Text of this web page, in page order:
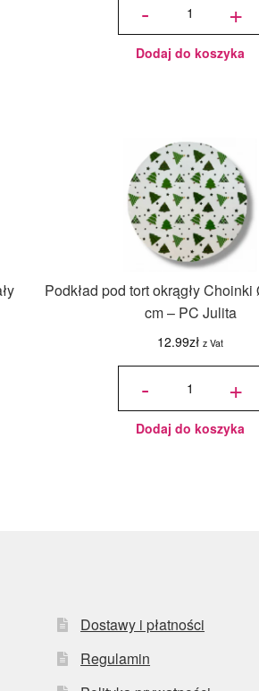
-
okrągły
Złoty Ø
h 1 cm -
PC
+
Dodaj do koszyka
Podkład pod tort okrągły Choinki
cm – PC Julita
12.99zł z Vat
-
ilość
okrągły
Choinki
cm - PC
+
Dodaj do koszyka
Dostawy i płatności
Regulamin